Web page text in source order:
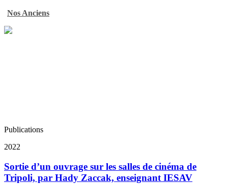
Nos Anciens
Publications
2022
Sortie d’un ouvrage sur les salles de cinéma de
Tripoli, par Hady Zaccak, enseignant IESAV